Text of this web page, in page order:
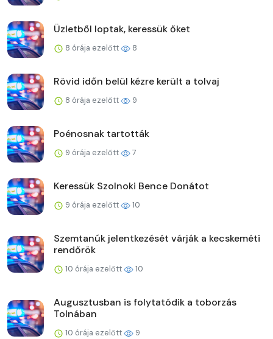
Üzletből loptak, keressük őket
8 órája ezelőtt 8
Rövid időn belül kézre került a tolvaj
8 órája ezelőtt 9
Poénosnak tartották
9 órája ezelőtt 7
Keressük Szolnoki Bence Donátot
9 órája ezelőtt 10
Szemtanúk jelentkezését várják a kecskeméti
rendőrök
10 órája ezelőtt 10
Augusztusban is folytatódik a toborzás
Tolnában
10 órája ezelőtt 9